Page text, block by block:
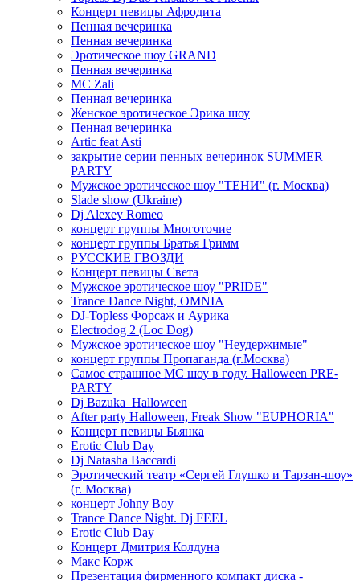
Концерт певицы Афродита
Пенная вечеринка
Пенная вечеринка
Эротическое шоу GRAND
Пенная вечеринка
MC Zali
Пенная вечеринка
Женское эротическое Эрика шоу
Пенная вечеринка
Artic feat Asti
закрытие серии пенных вечеринок SUMMER
PARTY
Мужское эротическое шоу "ТЕНИ" (г. Москва)
Slade show (Ukraine)
Dj Alexey Romeo
концерт группы Многоточие
концерт группы Братья Гримм
РУССКИЕ ГВОЗДИ
Концерт певицы Света
Мужское эротическое шоу "PRIDE"
Trance Dance Night, OMNIA
DJ-Topless Форсаж и Аурика
Electrodog 2 (Loc Dog)
Мужское эротическое шоу "Неудержимые"
концерт группы Пропаганда (г.Москва)
Самое страшное МС шоу в году. Halloween PRE-
PARTY
Dj Bazuka_Halloween
After party Halloween, Freak Show "EUPHORIA"
Концерт певицы Бьянка
Erotic Club Day
Dj Natasha Baccardi
Эротический театр «Сергей Глушко и Тарзан-шоу»
(г. Москва)
концерт Johny Boy
Trance Dance Night. Dj FEEL
Erotic Club Day
Концерт Дмитрия Колдуна
Макс Корж
Презентация фирменного компакт диска -